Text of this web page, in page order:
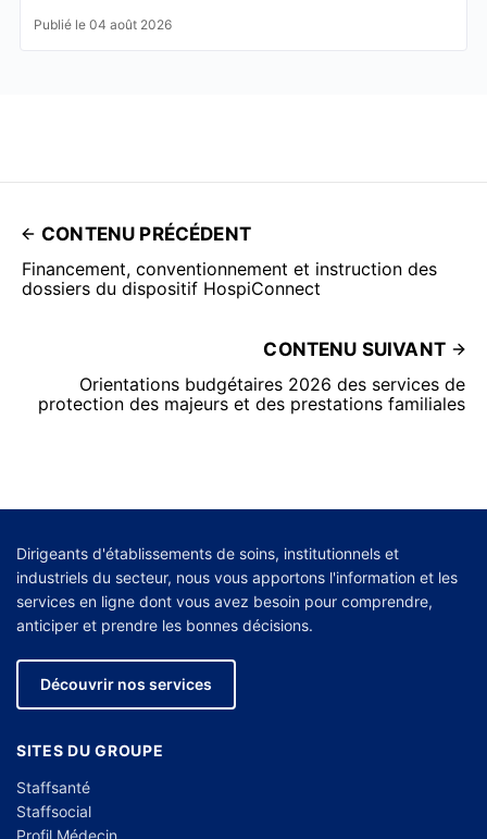
Publié le 04 août 2026
CONTENU PRÉCÉDENT
Financement, conventionnement et instruction des
dossiers du dispositif HospiConnect
CONTENU SUIVANT
Orientations budgétaires 2026 des services de
protection des majeurs et des prestations familiales
Dirigeants d'établissements de soins, institutionnels et
industriels du secteur, nous vous apportons l'information et les
services en ligne dont vous avez besoin pour comprendre,
anticiper et prendre les bonnes décisions.
Découvrir nos services
SITES DU GROUPE
Staffsanté
Staffsocial
Profil Médecin